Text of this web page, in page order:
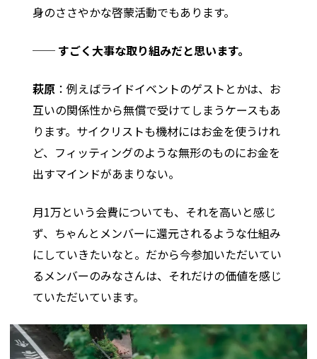
身のささやかな啓蒙活動でもあります。
── すごく大事な取り組みだと思います。
萩原 ：例えばライドイベントのゲストとかは、お
互いの関係性から無償で受けてしまうケースもあ
ります。サイクリストも機材にはお金を使うけれ
ど、フィッティングのような無形のものにお金を
出すマインドがあまりない。
月1万という会費についても、それを高いと感じ
ず、ちゃんとメンバーに還元されるような仕組み
にしていきたいなと。だから今参加いただいてい
るメンバーのみなさんは、それだけの価値を感じ
ていただいています。